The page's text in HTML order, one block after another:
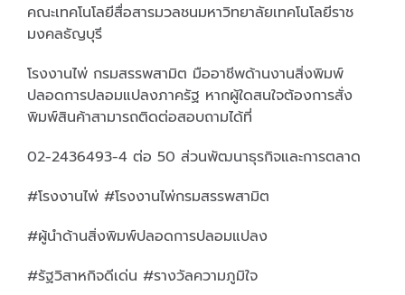
คณะเทคโนโลยีสื่อสารมวลชนมหาวิทยาลัยเทคโนโลยีราช
มงคลธัญบุรี
โรงงานไพ่ กรมสรรพสามิต มืออาชีพด้านงานสิ่งพิมพ์
ปลอดการปลอมแปลงภาครัฐ หากผู้ใดสนใจต้องการสั่ง
พิมพ์สินค้าสามารถติดต่อสอบถามได้ที่
02-2436493-4 ต่อ 50 ส่วนพัฒนาธุรกิจและการตลาด
#โรงงานไพ่ #โรงงานไพ่กรมสรรพสามิต
#ผู้นำด้านสิ่งพิมพ์ปลอดการปลอมแปลง
#รัฐวิสาหกิจดีเด่น #รางวัลความภูมิใจ